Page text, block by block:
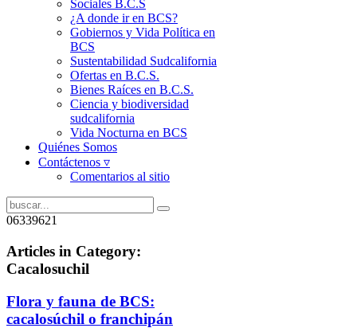
Sociales B.C.S
¿A donde ir en BCS?
Gobiernos y Vida Política en
BCS
Sustentabilidad Sudcalifornia
Ofertas en B.C.S.
Bienes Raíces en B.C.S.
Ciencia y biodiversidad
sudcalifornia
Vida Nocturna en BCS
Quiénes Somos
Contáctenos ▿
Comentarios al sitio
06339621
Articles in Category:
Cacalosuchil
Flora y fauna de BCS:
cacalosúchil o franchipán